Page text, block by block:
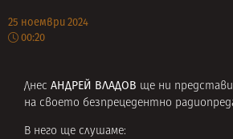
25 ноември 2024
00:20
Днес АНДРЕЙ ВЛАДОВ ще ни
на своето безпрецедентно
В него ще слушаме: